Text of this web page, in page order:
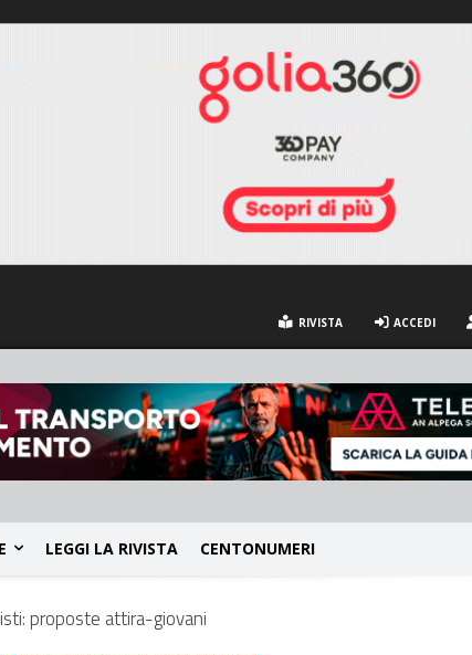
RIVISTA ACCEDI
LEGGI LA RIVISTA CENTONUMERI
proposte attira-giovani